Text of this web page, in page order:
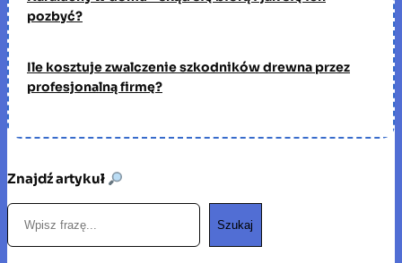
pozbyć?
Ile kosztuje zwalczenie szkodników drewna przez
profesjonalną firmę?
Znajdź artykuł
S
Szukaj